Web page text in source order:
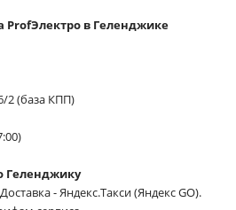
ProfЭлектро в Геленджике
2 (база КПП)
Геленджику
- Яндекс.Такси (Яндекс GO).